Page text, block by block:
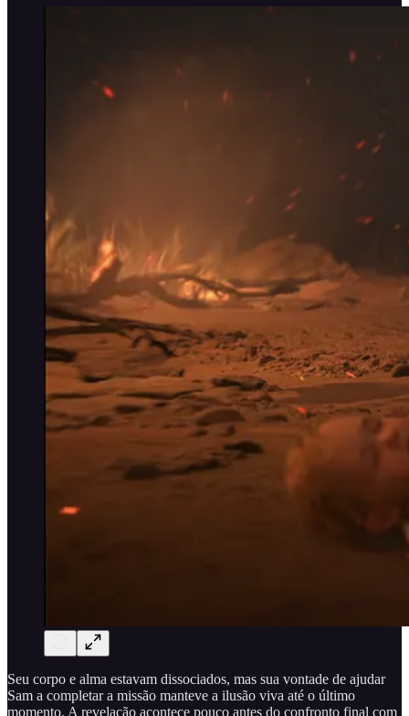
Seu corpo e alma estavam dissociados, mas sua vontade de ajudar
Sam a completar a missão manteve a ilusão viva até o último
momento. A revelação acontece pouco antes do confronto final com